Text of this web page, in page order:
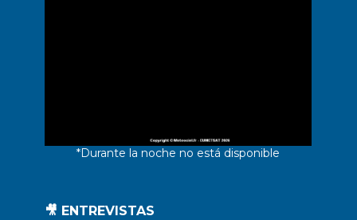
*Durante la noche no está disponible
🎥 ENTREVISTAS